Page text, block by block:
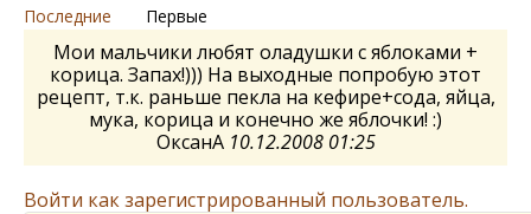
Последние Первые
Мои мальчики любят оладушки с яблоками +
корица. Запах!))) На выходные попробую этот
рецепт, т.к. раньше пекла на кефире+сода, яйца,
мука, корица и конечно же яблочки! :)
ОксанА 10.12.2008 01:25
Войти как зарегистрированный пользователь.